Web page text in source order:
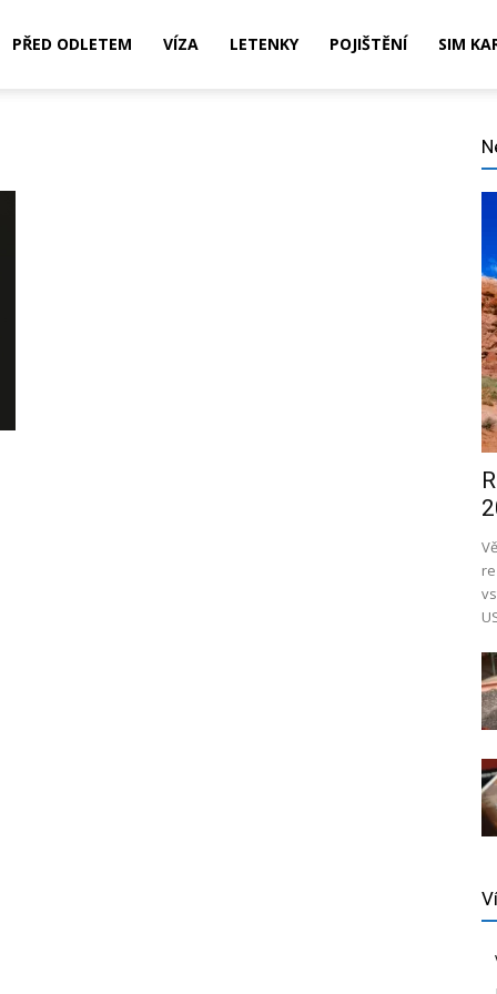
PŘED ODLETEM VÍZA LETENKY POJIŠTĚNÍ SIM